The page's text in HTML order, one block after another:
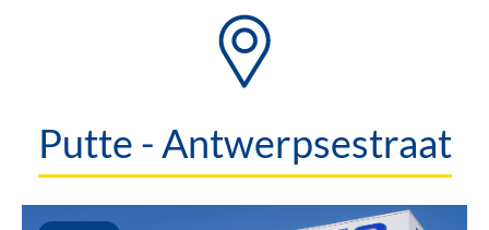
Putte - Antwerpsestraat